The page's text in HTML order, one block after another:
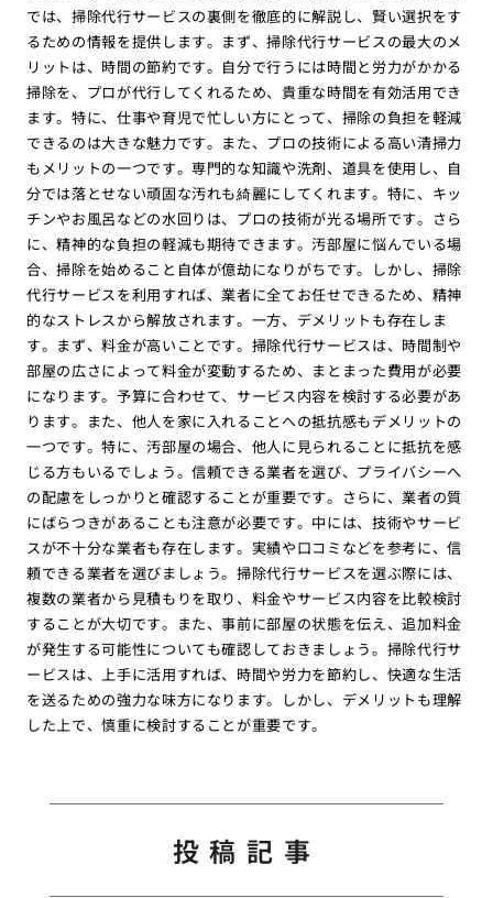
では、掃除代行サービスの裏側を徹底的に解説し、賢い選択をす
るための情報を提供します。まず、掃除代行サービスの最大のメ
リットは、時間の節約です。自分で行うには時間と労力がかかる
掃除を、プロが代行してくれるため、貴重な時間を有効活用でき
ます。特に、仕事や育児で忙しい方にとって、掃除の負担を軽減
できるのは大きな魅力です。また、プロの技術による高い清掃力
もメリットの一つです。専門的な知識や洗剤、道具を使用し、自
分では落とせない頑固な汚れも綺麗にしてくれます。特に、キッ
チンやお風呂などの水回りは、プロの技術が光る場所です。さら
に、精神的な負担の軽減も期待できます。汚部屋に悩んでいる場
合、掃除を始めること自体が億劫になりがちです。しかし、掃除
代行サービスを利用すれば、業者に全てお任せできるため、精神
的なストレスから解放されます。一方、デメリットも存在しま
す。まず、料金が高いことです。掃除代行サービスは、時間制や
部屋の広さによって料金が変動するため、まとまった費用が必要
になります。予算に合わせて、サービス内容を検討する必要があ
ります。また、他人を家に入れることへの抵抗感もデメリットの
一つです。特に、汚部屋の場合、他人に見られることに抵抗を感
じる方もいるでしょう。信頼できる業者を選び、プライバシーへ
の配慮をしっかりと確認することが重要です。さらに、業者の質
にばらつきがあることも注意が必要です。中には、技術やサービ
スが不十分な業者も存在します。実績や口コミなどを参考に、信
頼できる業者を選びましょう。掃除代行サービスを選ぶ際には、
複数の業者から見積もりを取り、料金やサービス内容を比較検討
することが大切です。また、事前に部屋の状態を伝え、追加料金
が発生する可能性についても確認しておきましょう。掃除代行サ
ービスは、上手に活用すれば、時間や労力を節約し、快適な生活
を送るための強力な味方になります。しかし、デメリットも理解
した上で、慎重に検討することが重要です。
投稿記事